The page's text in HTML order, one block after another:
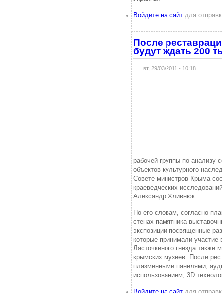
Войдите на сайтдля
После
будут ждать 200
вт, 29/03/2011 - 10:18
рабочей группы по анализу
объектов культурного
Совете министров Крыма
краеведческих
Александр Хливнюк.
По его словам, согласно
стенах памятника
экспозиции посвященные
которые принимали
Ласточкиного гнезда также
крымских музеев. После
плазменными панелями,
использованием, 3D
Войдите на сайтдля